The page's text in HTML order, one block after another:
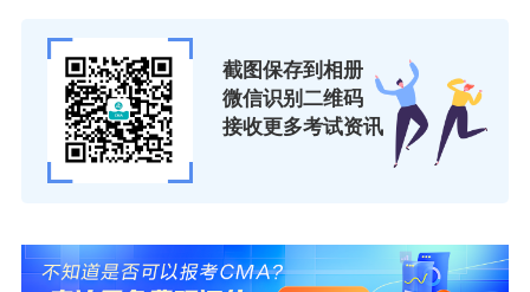
截图保存到相册
微信识别二维码
接收更多考试资讯